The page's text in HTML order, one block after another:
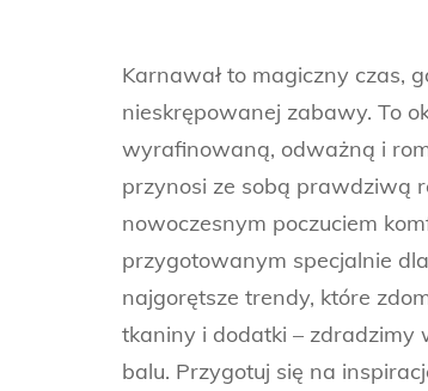
Karnawał to magiczny czas,
nieskrępowanej zabawy. To
wyrafinowaną, odważną i
przynosi ze sobą prawdziwą
nowoczesnym poczuciem
przygotowanym specjalnie
najgorętsze trendy, które
tkaniny i dodatki – zdradzimy
balu. Przygotuj się na